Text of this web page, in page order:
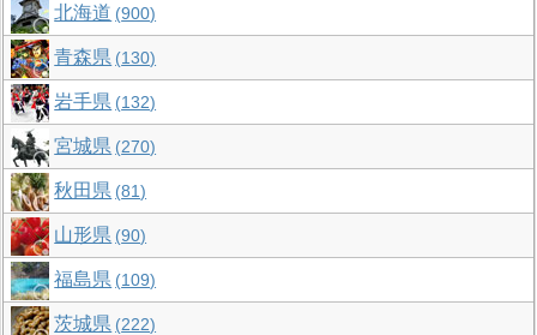
北海道 900
青森県 130
岩手県 132
宮城県 270
秋田県 81
山形県 90
福島県 109
茨城県 222